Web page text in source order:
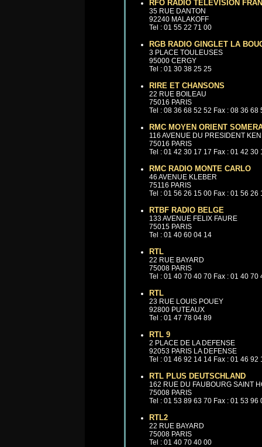
RFO RADIO TELEVISION
35 RUE DANTON
92240 MALAKOFF
Tel : 01 55 22 71 00
RGB RADIO GINGLET LA
3 PLACE TOULEUSES
95000 CERGY
Tel : 01 30 38 25 25
RIRE ET CHANSONS
22 RUE BOILEAU
75016 PARIS
Tel : 08 36 68 52 52 Fax : 08 36 68
RMC MOYEN ORIENT
116 AVENUE DU PRESIDENT
75016 PARIS
Tel : 01 42 30 17 17 Fax : 01 42 30
RMC RADIO MONTE CARLO
46 AVENUE KLEBER
75116 PARIS
Tel : 01 56 26 15 00 Fax : 01 56 26
RTBF RADIO BELGE
133 AVENUE FELIX FAURE
75015 PARIS
Tel : 01 40 60 04 14
RTL
22 RUE BAYARD
75008 PARIS
Tel : 01 40 70 40 70 Fax : 01 40 70
RTL
23 RUE LOUIS POUEY
92800 PUTEAUX
Tel : 01 47 78 04 89
RTL 9
2 PLACE DE LA DEFENSE
92053 PARIS LA DEFENSE
Tel : 01 46 92 14 14 Fax : 01 46 92
RTL PLUS DEUTSCHLAND
162 RUE DU FAUBOURG SAINT
75008 PARIS
Tel : 01 53 89 63 70 Fax : 01 53 96
RTL2
22 RUE BAYARD
75008 PARIS
Tel : 01 40 70 40 00